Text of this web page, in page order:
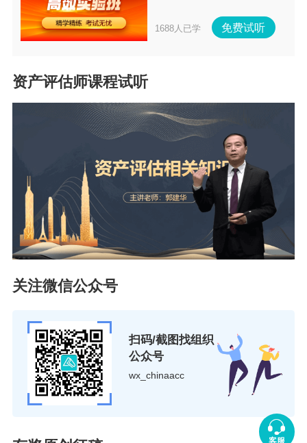
1688人已学 免费试听
资产评估师课程试听
关注微信公众号
扫码/截图找组织
公众号
wx_chinaacc
客服